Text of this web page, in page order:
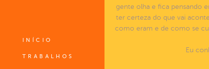
INÍCIO
TRABALHOS
gente olha e fica pensando
ter certeza do que vai
como eram e de como se
Eu